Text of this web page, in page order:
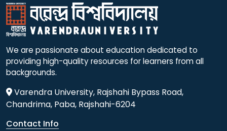
We are passionate about education dedicated to
providing high-quality resources for learners from all
backgrounds.
Varendra University, Rajshahi Bypass Road,
Chandrima, Paba, Rajshahi-6204
Contact Info